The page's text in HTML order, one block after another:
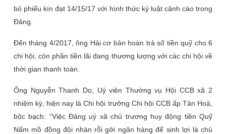
bỏ phiếu kín đạt 14/15/17 với hình thức kỷ luật cảnh cáo trong
Đảng.
Đến tháng 4/2017, ông Hải cơ bản hoàn trả số tiền quỹ cho 6
chi hội, còn phần tiền lãi đang thương lượng với các chi hội về
thời gian thanh toán.
Ông Nguyễn Thanh Do, Uỷ viên Thường vụ Hội CCB xã 2
nhiệm kỳ, hiện nay là Chi hội trưởng Chi hội CCB ấp Tân Hoà,
bộc bạch: “Việc Đảng uỷ xã chủ trương huy động tiền Quỹ
Nấm mồ đồng đội nhàn rỗi gởi ngân hàng để sinh lợi là chủ